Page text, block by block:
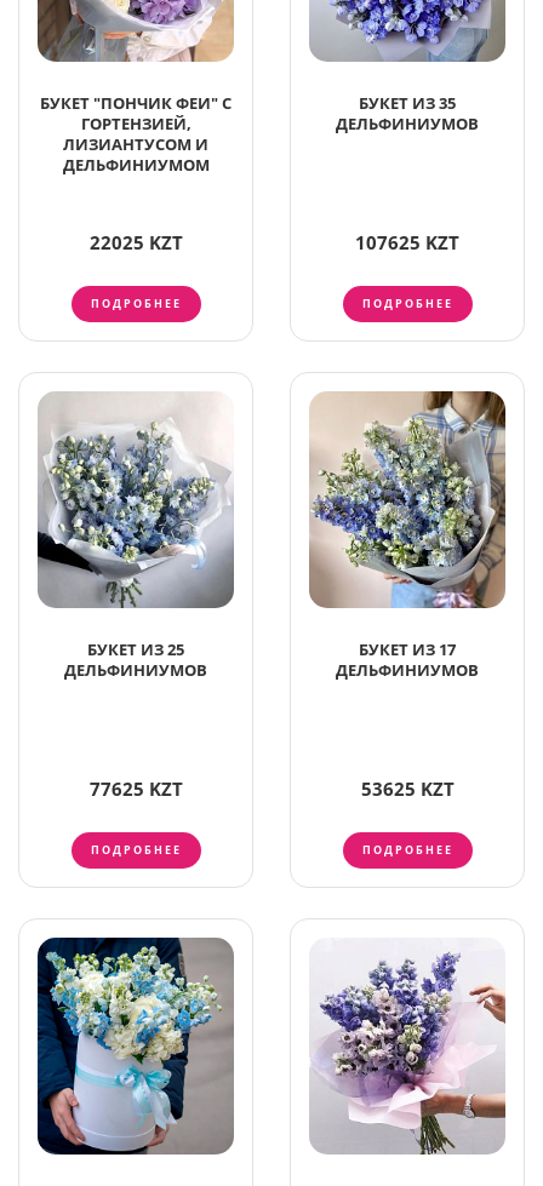
БУКЕТ "ПОНЧИК ФЕИ" С
ГОРТЕНЗИЕЙ,
ЛИЗИАНТУСОМ И
ДЕЛЬФИНИУМОМ
22025 KZT
ПОДРОБНЕЕ
БУКЕТ ИЗ 35
ДЕЛЬФИНИУМОВ
107625 KZT
ПОДРОБНЕЕ
БУКЕТ ИЗ 25
ДЕЛЬФИНИУМОВ
77625 KZT
ПОДРОБНЕЕ
БУКЕТ ИЗ 17
ДЕЛЬФИНИУМОВ
53625 KZT
ПОДРОБНЕЕ